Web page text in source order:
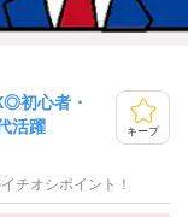
初心者・
活躍
キープ
チオシポイント！